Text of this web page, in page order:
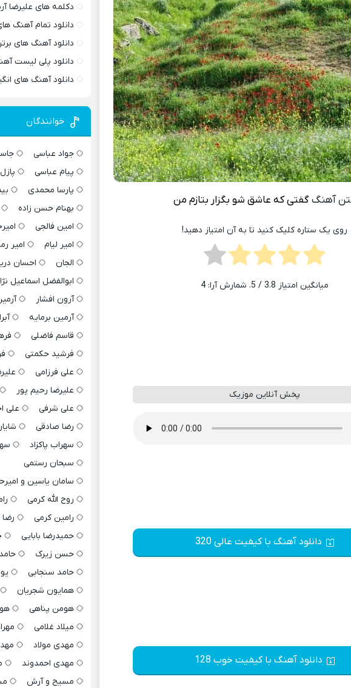
آهنگگفتی که عاشق شو بگزار بتازم من
روی یک ستاره کلیک کنید تا به آن امتیاز دهید!
میانگین امتیاز 3.8/ 5. شمارش آرا: 4
پخش آنلاین موزیک
دانلود آهنگ با کیفیت عالی 320
دانلود آهنگ با کیفیت خوب 128
دکلمه های علیرضا
دانلود تمام آهنگ
دانلود آهنگ های برتر
دانلود پلی لیست آهنگ
دانلود آهنگ های
خوانندگان
جواد عباسی
پیام عباسی
پارسا محمدی
بهنام حسن زاده
امین فالجی
امیر لیام
امیر
الجان
احسان
ابوالفضل اسماعیل
آرون افشار
آرمین برمایه
قاسم فاضلی
فرشید حکمتی
علی فرزامی
علیرضا رحیم پور
علی شرفی
علی
رضا صادقی
سهراب پاکزاد
سبحان رستمی
سامان یاسین و
روح الله کرمی
رامین کرمی
رضا
حمیدرضا بابایی
حسن زیرک
حامد سنجابی
همایون شجریان
هومن پناهی
میلاد غلامی
مهدی مولاد
مهدی احمدوند
مسیح و آرش